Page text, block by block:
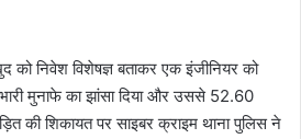
को निवेश विशेषज्ञ बताकर एक इंजीनियर को
मुनाफे का झांसा दिया और उससे 52.60
की शिकायत पर साइबर क्राइम थाना पुलिस ने